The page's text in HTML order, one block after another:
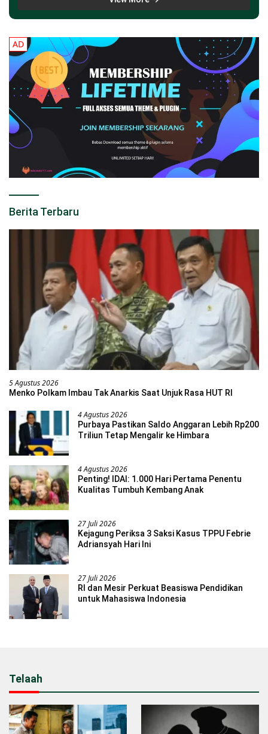
Berita Terbaru
5 Agustus 2026
Menko Polkam Imbau Tak Anarkis Saat Unjuk Rasa HUT RI
4 Agustus 2026
Purbaya Pastikan Saldo Anggaran Lebih Rp200
Triliun Tetap Mengalir ke Himbara
4 Agustus 2026
Penting! IDAI: 1.000 Hari Pertama Penentu
Kualitas Tumbuh Kembang Anak
27 Juli 2026
Kejagung Periksa 3 Saksi Kasus TPPU Febrie
Adriansyah Hari Ini
27 Juli 2026
RI dan Mesir Perkuat Beasiswa Pendidikan
untuk Mahasiswa Indonesia
Telaah